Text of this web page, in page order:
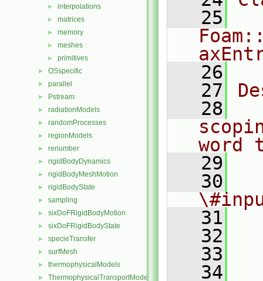
► interpolations
► matrices
► memory
► meshes
► primitives
► OSspecific
► parallel
► Pstream
► radiationModels
► randomProcesses
► regionModels
► renumber
► rigidBodyDynamics
► rigidBodyMeshMotion
► rigidBodyState
► sampling
► sixDoFRigidBodyMotion
► sixDoFRigidBodyState
► specieTransfer
► surfMesh
► thermophysicalModels
► ThermophysicalTransportModels
   25
   26
   27
   28
word
   29
   30
   31
   32
   33
   34